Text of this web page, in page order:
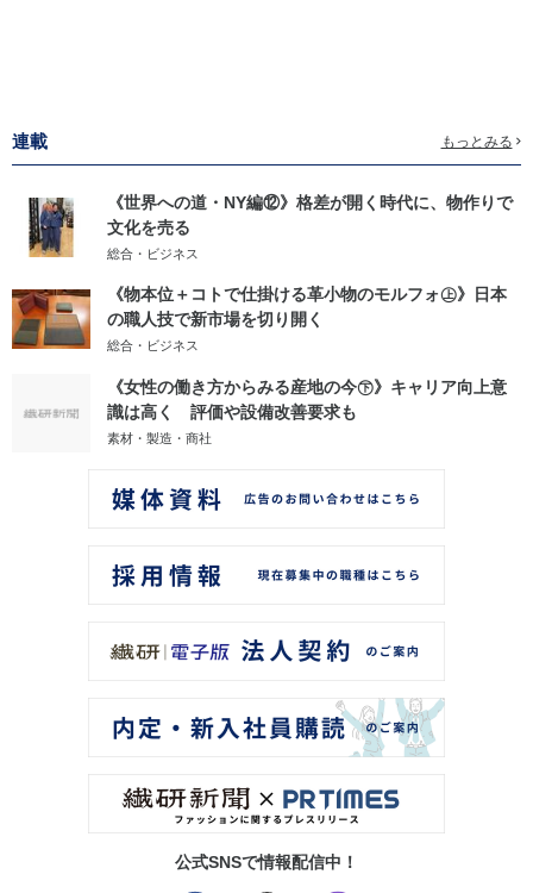
連載 もっとみる
《世界への道・NY編⑫》格差が開く時代に、物作りで
文化を売る
総合・ビジネス
《物本位＋コトで仕掛ける革小物のモルフォ㊤》日本
の職人技で新市場を切り開く
総合・ビジネス
《女性の働き方からみる産地の今㊦》キャリア向上意
識は高く 評価や設備改善要求も
素材・製造・商社
公式SNSで情報配信中！